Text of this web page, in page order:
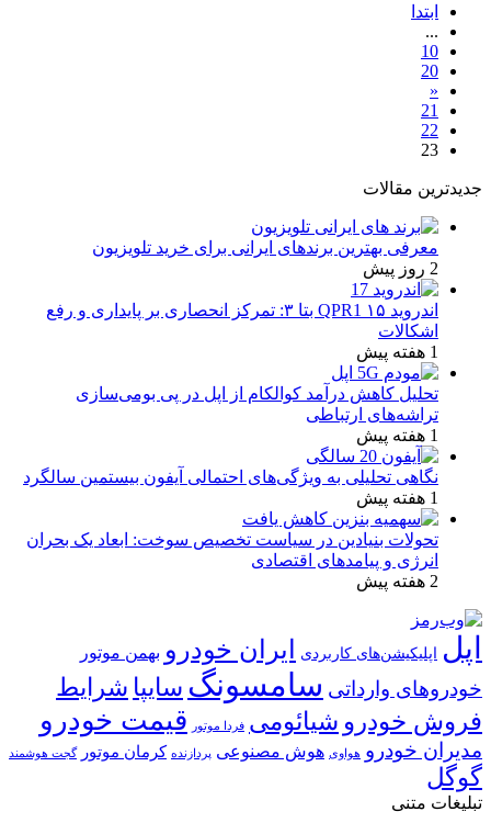
ابتدا
...
10
20
«
21
22
23
جدیدترین مقالات
معرفی بهترین برندهای ایرانی برای خرید تلویزیون
2 روز پیش
اندروید ۱۵ QPR1 بتا ۳: تمرکز انحصاری بر پایداری و رفع
اشکالات
1 هفته پیش
تحلیل کاهش درآمد کوالکام از اپل در پی بومی‌سازی
تراشه‌های ارتباطی
1 هفته پیش
نگاهی تحلیلی به ویژگی‌های احتمالی آیفون بیستمین سالگرد
1 هفته پیش
تحولات بنیادین در سیاست تخصیص سوخت: ابعاد یک بحران
انرژی و پیامدهای اقتصادی
2 هفته پیش
اپل اپلیکیشن‌های کاربردی ایران خودرو بهمن موتور
خودروهای وارداتی سامسونگ سایپا شرایط
فروش خودرو شیائومی فردا موتور قیمت خودرو
مدیران خودرو هواوی هوش مصنوعی پردازنده کرمان موتور گجت هوشمند
گوگل
تبلیغات متنی